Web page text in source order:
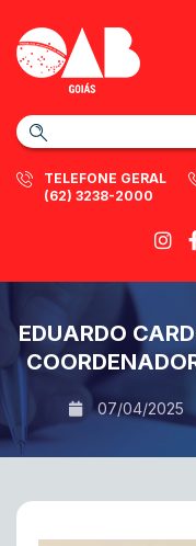
TELEFONE GERAL
(62) 3238-2000
EDUARDO
07/04/2025